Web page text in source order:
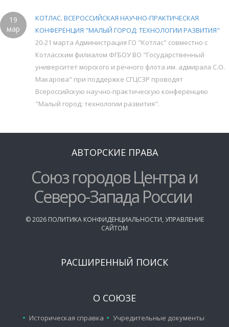
19
мар
КОТЛАС. ВСЕРОССИЙСКАЯ НАУЧНО-ПРАКТИЧЕСКАЯ
КОНФЕРЕНЦИЯ "МАЛЫЙ ГОРОД: ТЕХНОЛОГИИ РАЗВИТИЯ"
20-21 марта Администрация ГО "Котлас" совместно с
Котласским филиалом ФГБОУ ВО "Государственный
университет морского и речного флота им. адмирала С.О.
Макарова" при поддержке СГЦСЗР проводят
Всероссийскую научно-практическую конференцию
"Малый город: технологии развития".
АВТОРСКИЕ ПРАВА
Союз городов Центра и
Северо-Запада России
©2026 ПОЛИТИКА КОНФИДЕНЦИАЛЬНОСТИ, УПРАВЛЕНИЕ
САЙТОМ
РАСШИРЕННЫЙ ПОИСК
О СОЮЗЕ
Историческая справка Учредительные документы